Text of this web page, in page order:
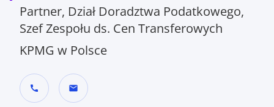
Partner, Dział Doradztwa Podatkowego,
Szef Zespołu ds. Cen Transferowych
KPMG w Polsce
call mail